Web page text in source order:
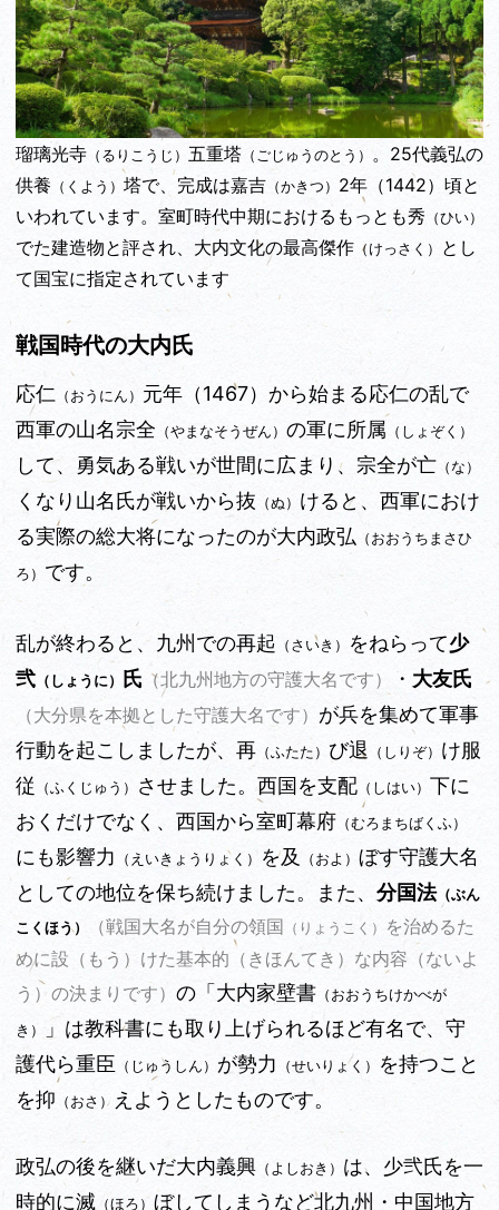
瑠璃光寺 （るりこうじ） 五重塔 （ごじゅうのとう） 。25代義弘の
供養 （くよう） 塔で、完成は嘉吉 （かきつ） 2年（1442）頃と
いわれています。室町時代中期におけるもっとも秀 （ひい）
でた建造物と評され、大内文化の最高傑作 （けっさく）
とし
て国宝に指定されています
戦国時代の大内氏
応仁 （おうにん） 元年（1467）から始まる応仁の乱で
西軍の山名宗全 （やまなそうぜん） の軍に所属 （しょぞく）
して、勇気ある戦いが世間に広まり、宗全が亡 （な）
くなり山名氏が戦いから抜 （ぬ） けると、西軍におけ
る実際の総大将になったのが大内政弘 （おおうちまさひ
ろ） です。
乱が終わると、九州での再起 （さいき） をねらって少
弐 （しょうに） 氏 （北九州地方の守護大名です） ・ 大友氏
（大分県を本拠とした守護大名です） が兵を集めて軍事
行動を起こしましたが、再 （ふたた） び退 （しりぞ） け服
従
（ふくじゅう） させました。西国を支配 （しはい） 下に
おくだけでなく、西国から室町幕府 （むろまちばくふ）
にも影響力 （えいきょうりょく） を及 （およ） ぼす守護大名
としての地位を保ち続けました。また、 分国法（ぶん
こくほう）
（戦国大名が自分の領国 （りょうこく）
を治めるた
めに設
（もう） けた基本的 （きほんてき） な内容
（ないよ
う） の決まりです） の「大内家壁書 （おおうちけかべが
き）
」は教科書にも取り上げられるほど有名で、守
護代ら重臣 （じゅうしん） が勢力 （せいりょく）
を持つこと
を抑 （おさ） えようとしたものです。
政弘の後を継いだ大内義興 （よしおき） は、少弐氏を一
時的に滅 （ほろ） ぼしてしまうなど北九州・中国地方